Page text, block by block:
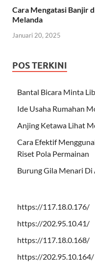
Cara Mengatasi Banjir
Melanda
Januari 20, 2025
POS TERKINI
Bantal Bicara Minta
Ide Usaha Rumahan
Anjing Ketawa Lihat
Cara Efektif
Riset Pola Permainan
Burung Gila Menari Di
https://117.18.0.176/
https://202.95.10.41/
https://117.18.0.168/
https://202.95.10.164/